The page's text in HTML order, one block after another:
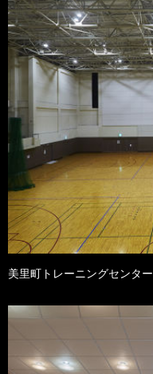
美里町トレーニングセンター